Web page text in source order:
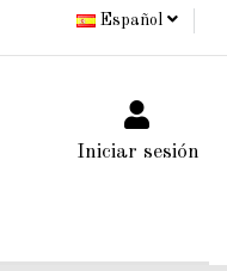
Español
Iniciar sesión